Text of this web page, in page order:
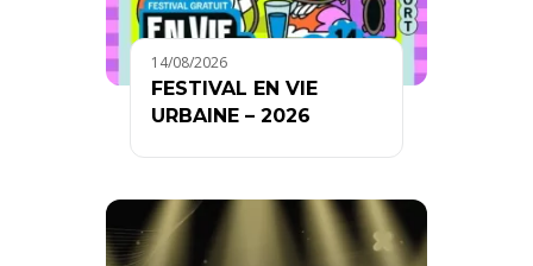
14/08/2026
FESTIVAL EN VIE
URBAINE – 2026